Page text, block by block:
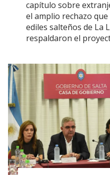
capítulo sobre
el amplio rechazo
ediles salteños de La
respaldaron el